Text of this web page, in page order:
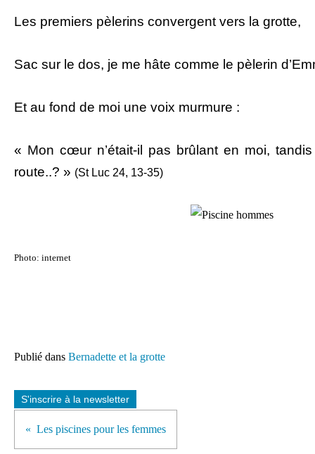
Les premiers pèlerins convergent vers la grotte,
Sac sur le dos, je me hâte comme le pèlerin
Et au fond de moi une voix murmure :
« Mon cœur n’était-il pas brûlant en moi,
route..? » (St Luc 24, 13-35)
Photo: internet
Publié dans Bernadette et la grotte
S'inscrire à la newsletter
Les piscines pour les femmes